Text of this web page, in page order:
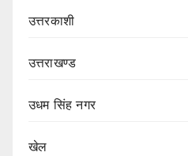
उत्तरकाशी
उत्तराखण्ड
उधम सिंह नगर
खेल